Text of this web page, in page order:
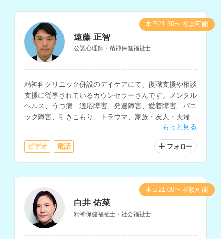
遠藤 正智
公認心理師・精神保健福祉士
精神科クリニック併設のデイケアにて、復職支援や相談
支援に従事されているカウンセラーさんです。メンタル
ヘルス、うつ病、適応障害、発達障害、愛着障害、パニ
ック障害、引きこもり、トラウマ、家族・友人・夫婦・
職場等の人間関係、生きづらさについての相談などに対
もっと見る
ビデオ 電話 フォロー
本日21:30〜 相談可能
白井 佑菜
精神保健福祉士・社会福祉士
本日21:00〜 相談可能